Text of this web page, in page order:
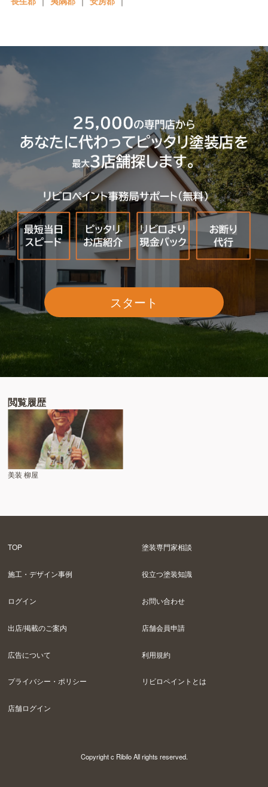
スタート
閲覧履歴
美装 柳屋
TOP 塗装専門家相談
施工・デザイン事例 役立つ塗装知識
ログイン お問い合わせ
出店/掲載のご案内 店舗会員申請
広告について 利用規約
プライバシー・ポリシー リビロペイントとは
店舗ログイン
Copyright c Ribilo All rights reserved.